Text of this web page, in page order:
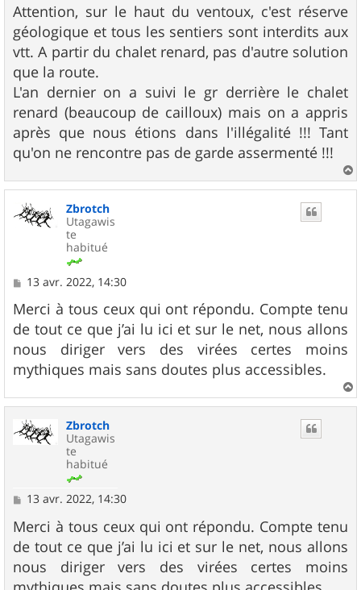
s
s
a
g
e
Attention, sur le haut du ventoux, c'est réserve
géologique et tous les sentiers sont interdits aux
vtt. A partir du chalet renard, pas d'autre solution
que la route.
L'an dernier on a suivi le gr derrière le chalet
renard (beaucoup de cailloux) mais on a appris
après que nous étions dans l'illégalité !!! Tant
qu'on ne rencontre pas de garde assermenté !!!
a
Zbrotch
Utagawis
te
habitué
M
s
s
a
g
e
13 avr. 2022, 14:30
Merci à tous ceux qui ont répondu. Compte tenu
de tout ce que j’ai lu ici et sur le net, nous allons
nous diriger vers des virées certes moins
mythiques mais sans doutes plus accessibles.
a
Zbrotch
Utagawis
te
habitué
M
s
s
a
g
e
13 avr. 2022, 14:30
Merci à tous ceux qui ont répondu. Compte tenu
de tout ce que j’ai lu ici et sur le net, nous allons
nous diriger vers des virées certes moins